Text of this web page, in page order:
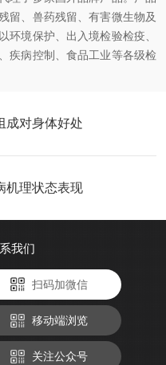
留、兽药残留、有害微生物及
环境保护、出入境检验检疫、
疾病控制、食品工业等各级检
成对身体好处
机理状态表现
我们
扫码加微信
移动端浏览
关注公众号